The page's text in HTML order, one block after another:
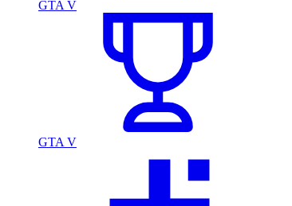
GTA V
GTA V